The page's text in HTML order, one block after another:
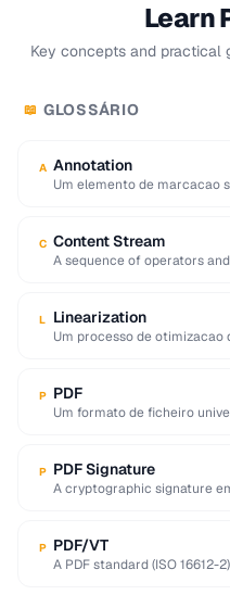
Learn
Key concepts and practical
📖 GLOSSÁRIO
A Annotation
Um elemento de marcacao
C Content Stream
A sequence of operators
L Linearization
Um processo de
P PDF
Um formato de ficheiro
P PDF Signature
A cryptographic signature
P PDF/VT
A PDF standard (ISO